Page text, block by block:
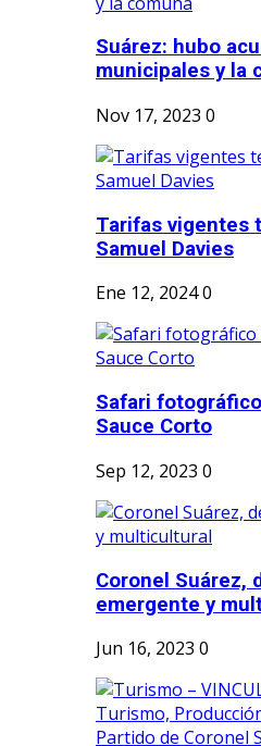
Suárez: hubo
municipales y la
Nov 17, 2023 0
Tarifas vigentes
Samuel Davies
Ene 12, 20240
Safari
Sauce Corto
Sep 12, 2023 0
Coronel Suárez,
emergente y
Jun 16, 2023 0